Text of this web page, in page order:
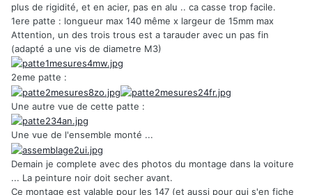
plus de rigidité, et en acier, pas en alu .. ca casse trop facile.
1ere patte : longueur max 140 même x largeur de 15mm max
Attention, un des trois trous est a tarauder avec un pas fin
(adapté a une vis de diametre M3)
2eme patte :
Une autre vue de cette patte :
Une vue de l'ensemble monté ...
Demain je complete avec des photos du montage dans la voiture
... La peinture noir doit secher avant.
Ce montage est valable pour les 147 (et aussi pour qui s'en fiche